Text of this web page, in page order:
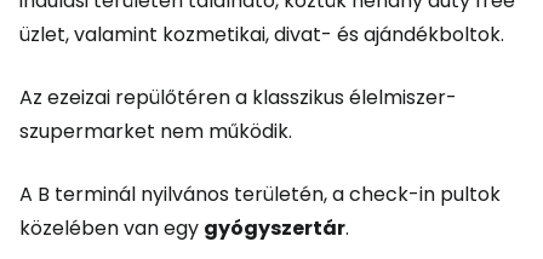
üzlet, valamint kozmetikai, divat- és ajándékboltok.
Az ezeizai repülőtéren a klasszikus élelmiszer-
szupermarket nem működik.
A B terminál nyilvános területén, a check-in pultok
közelében van egy gyógyszertár.